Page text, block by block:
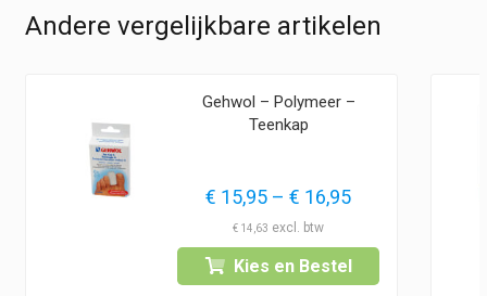
Andere vergelijkbare artikelen
Gehwol – Polymeer –
Teenkap
€ 15,95 – € 16,95Prijsklasse:
tot
€ 16,95
€ 14,63
Kies en Bestel